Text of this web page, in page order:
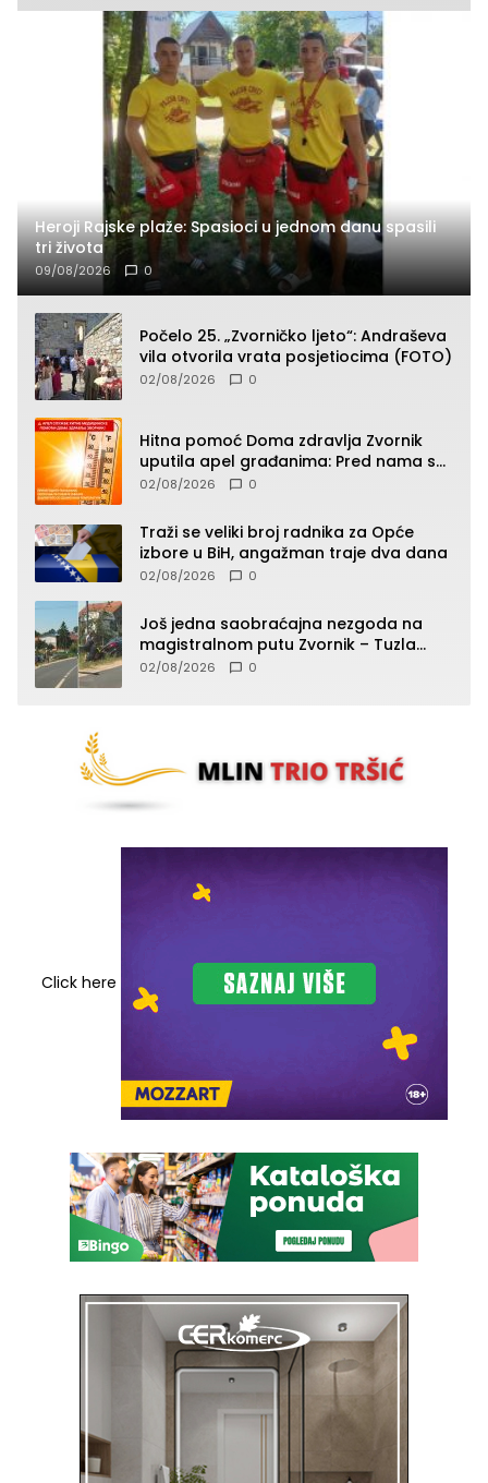
Heroji Rajske plaže: Spasioci u jednom danu spasili
tri života
09/08/2026 0
Počelo 25. „Zvorničko ljeto“: Andraševa
vila otvorila vrata posjetiocima (FOTO)
02/08/2026 0
Hitna pomoć Doma zdravlja Zvornik
uputila apel građanima: Pred nama su
temperature do 40°C, oprez zbog
02/08/2026 0
Traži se veliki broj radnika za Opće
izbore u BiH, angažman traje dva dana
02/08/2026 0
Još jedna saobraćajna nezgoda na
magistralnom putu Zvornik – Tuzla
(FOTO)
02/08/2026 0
Click here